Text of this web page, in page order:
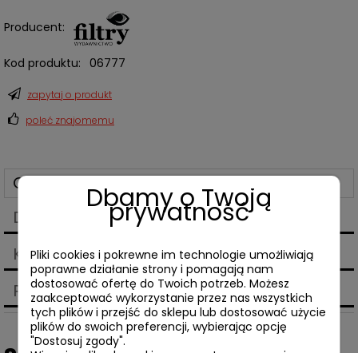
Producent:
Kod produktu: 06777
zapytaj o produkt
poleć znajomemu
Opis
Dane techniczne
Koszty dostawy
Cena nie zawiera ewentualnych kosztów płatności
Produkty powiązane
Dbamy o Twoją
prywatność
Pliki cookies i pokrewne im technologie umożliwiają
poprawne działanie strony i pomagają nam
dostosować ofertę do Twoich potrzeb. Możesz
zaakceptować wykorzystanie przez nas wszystkich
tych plików i przejść do sklepu lub dostosować użycie
plików do swoich preferencji, wybierając opcję
"Dostosuj zgody".